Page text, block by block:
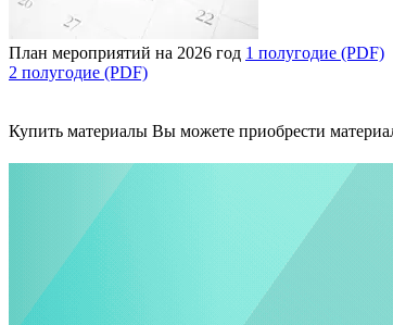
План мероприятий на 2026 год 1 полугодие (PDF)
2 полугодие (PDF)
Купить материалы Вы можете приобрести